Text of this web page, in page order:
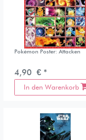
Pokémon Poster: Attacken
4,90 € *
In den Warenkorb